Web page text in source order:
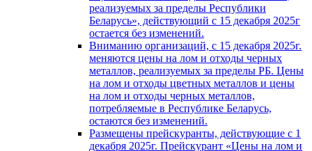
реализуемых за пределы Республики
Беларусь», действующий с 15 декабря 2025г
остается без изменений.
Вниманию организаций, с 15 декабря 2025г.
меняются цены на лом и отходы черных
металлов, реализуемых за пределы РБ. Цены
на лом и отходы цветных металлов и цены
на лом и отходы черных металлов,
потребляемые в Республике Беларусь,
остаются без изменений.
Размещены прейскуранты, действующие с 1
декабря 2025г. Прейскурант «Цены на лом и